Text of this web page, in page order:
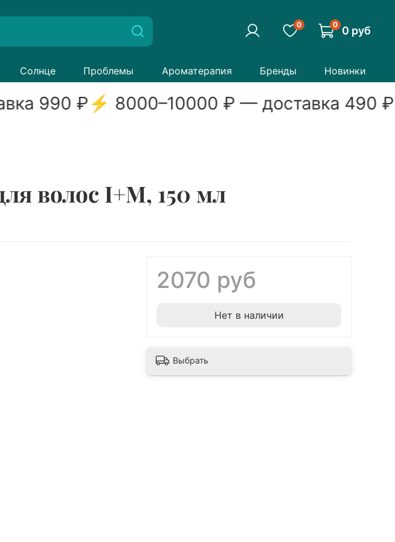
0 0 0 руб
Солнце Проблемы Ароматерапия Бренды Новинки
990₽⚡ 8000–10000₽ — доставка 490₽
волос I+M, 150 мл
2070 руб
Нет в наличии
Выбрать